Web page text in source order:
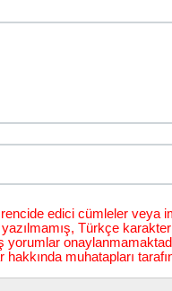
edici cümleler veya
Türkçe
yorumlar
muhatapları